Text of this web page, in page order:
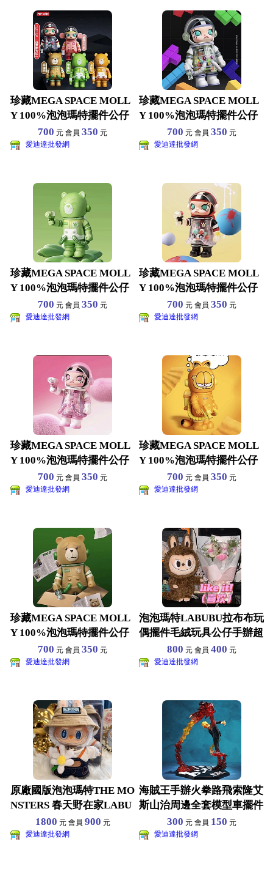
珍藏MEGA SPACE MOLL
Y 100%泡泡瑪特擺件公仔
茉莉盲盒
700 元 會員350 元
愛迪達批發網
珍藏MEGA SPACE MOLL
Y 100%泡泡瑪特擺件公仔
茉莉盲盒
700 元 會員 350 元
愛迪達批發網
珍藏MEGA SPACE MOLL
Y 100%泡泡瑪特擺件公仔
茉莉盲盒
700 元 會員350 元
愛迪達批發網
珍藏MEGA SPACE MOLL
Y 100%泡泡瑪特擺件公仔
茉莉盲盒
700 元 會員 350 元
愛迪達批發網
珍藏MEGA SPACE MOLL
Y 100%泡泡瑪特擺件公仔
茉莉盲盒
700 元 會員350 元
愛迪達批發網
珍藏MEGA SPACE MOLL
Y 100%泡泡瑪特擺件公仔
茉莉盲盒
700 元 會員 350 元
愛迪達批發網
珍藏MEGA SPACE MOLL
Y 100%泡泡瑪特擺件公仔
茉莉盲盒
700 元 會員350 元
愛迪達批發網
泡泡瑪特LABUBU拉布布玩
偶擺件毛絨玩具公仔手辦超
軟男友生日禮物 尺
800 元 會員 400 元
愛迪達批發網
原廠國版泡泡瑪特THE MO
NSTERS 春天野在家LABU
BU搪膠毛
1800 元 會員 900 元
愛迪達批發網
海賊王手辦火拳路飛索隆艾
斯山治周邊全套模型車擺件
公仔禮物玩具 路飛18
300 元 會員 150 元
愛迪達批發網